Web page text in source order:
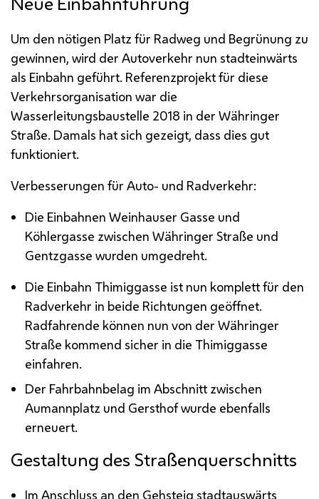
Um den nötigen Platz für Radweg und Begrünung zu
gewinnen, wird der Autoverkehr nun stadteinwärts
als Einbahn geführt. Referenzprojekt für diese
Verkehrsorganisation war die
Wasserleitungsbaustelle 2018 in der Währinger
Straße. Damals hat sich gezeigt, dass dies gut
funktioniert.
Verbesserungen für Auto- und Radverkehr:
Die Einbahnen Weinhauser Gasse und
Köhlergasse zwischen Währinger Straße und
Gentzgasse wurden umgedreht.
Die Einbahn Thimiggasse ist nun komplett für den
Radverkehr in beide Richtungen geöffnet.
Radfahrende können nun von der Währinger
Straße kommend sicher in die Thimiggasse
einfahren.
Der Fahrbahnbelag im Abschnitt zwischen
Aumannplatz und Gersthof wurde ebenfalls
erneuert.
Gestaltung des Straßenquerschnitts
Im Anschluss an den Gehsteig stadtauswärts